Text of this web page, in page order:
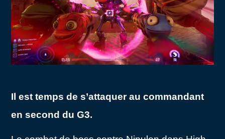
Il est temps de s’attaquer au commandant
en second du G3.